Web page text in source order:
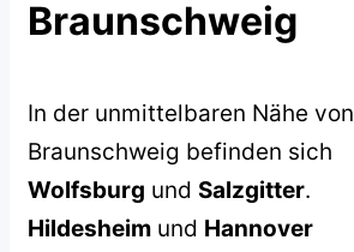
Braunschweig
In der unmittelbaren Nähe von
Braunschweig befinden sich
Wolfsburg und Salzgitter.
Hildesheim und Hannover